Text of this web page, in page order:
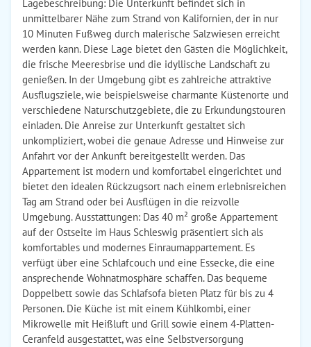
Lagebeschreibung: Die Unterkunft befindet sich in
unmittelbarer Nähe zum Strand von Kalifornien, der in nur
10 Minuten Fußweg durch malerische Salzwiesen erreicht
werden kann. Diese Lage bietet den Gästen die Möglichkeit,
die frische Meeresbrise und die idyllische Landschaft zu
genießen. In der Umgebung gibt es zahlreiche attraktive
Ausflugsziele, wie beispielsweise charmante Küstenorte und
verschiedene Naturschutzgebiete, die zu Erkundungstouren
einladen. Die Anreise zur Unterkunft gestaltet sich
unkompliziert, wobei die genaue Adresse und Hinweise zur
Anfahrt vor der Ankunft bereitgestellt werden. Das
Appartement ist modern und komfortabel eingerichtet und
bietet den idealen Rückzugsort nach einem erlebnisreichen
Tag am Strand oder bei Ausflügen in die reizvolle
Umgebung. Ausstattungen: Das 40 m² große Appartement
auf der Ostseite im Haus Schleswig präsentiert sich als
komfortables und modernes Einraumappartement. Es
verfügt über eine Schlafcouch und eine Essecke, die eine
ansprechende Wohnatmosphäre schaffen. Das bequeme
Doppelbett sowie das Schlafsofa bieten Platz für bis zu 4
Personen. Die Küche ist mit einem Kühlkombi, einer
Mikrowelle mit Heißluft und Grill sowie einem 4-Platten-
Ceranfeld ausgestattet, was eine Selbstversorgung